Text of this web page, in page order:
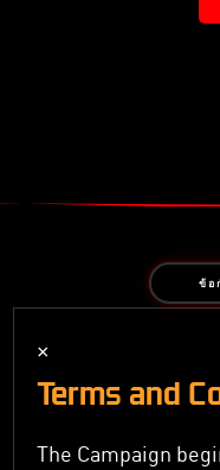
ข้อ
×
Terms and
The Campaign